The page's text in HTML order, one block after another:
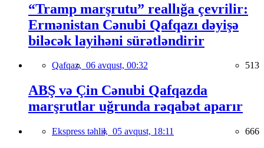
“Tramp marşrutu” reallığa çevrilir:
Ermənistan Cənubi Qafqazı dəyişə
biləcək layihəni sürətləndirir
Qafqaz, 06 avqust, 00:32 513
ABŞ və Çin Cənubi Qafqazda
marşrutlar uğrunda rəqabət aparır
Ekspress təhlil, 05 avqust, 18:11 666